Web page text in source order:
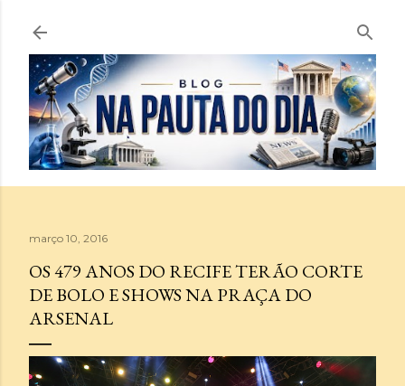
Pular para o conteúdo principal
março 10, 2016
OS 479 ANOS DO RECIFE TERÃO CORTE
DE BOLO E SHOWS NA PRAÇA DO
ARSENAL